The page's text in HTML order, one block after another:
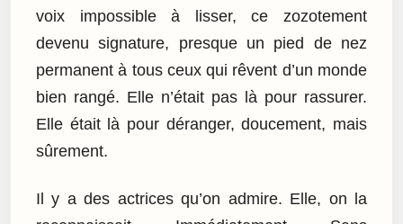
voix impossible à lisser, ce zozotement
devenu signature, presque un pied de nez
permanent à tous ceux qui rêvent d’un monde
bien rangé. Elle n’était pas là pour rassurer.
Elle était là pour déranger, doucement, mais
sûrement.
Il y a des actrices qu’on admire. Elle, on la